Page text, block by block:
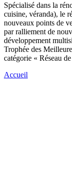
Spécialisé dans la
cuisine, véranda), le
nouveaux points de
par ralliement de
développement
Trophée des
catégorie « Réseau
Accueil